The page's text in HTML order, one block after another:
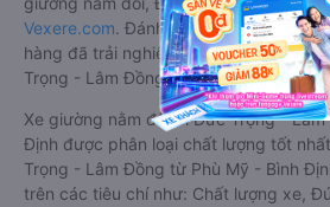
Vexere.com. Đánh giá này được viết
hàng đã trải nghiệm các hãng Xe Phù
Trọng - Lâm Đồng.
Xe giường nằm đôi đi Đức Trọng -
Định được phân loại chất lượng tốt
Trọng - Lâm Đồng từ Phù Mỹ - Bình
trên các tiêu chí như: Chất lượng xe,